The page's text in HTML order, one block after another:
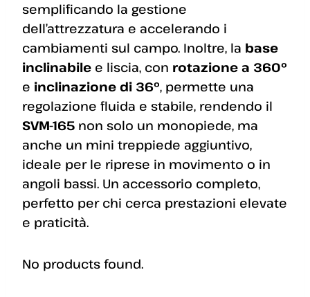
semplificando la gestione
dell’attrezzatura e accelerando i
cambiamenti sul campo. Inoltre, la base
inclinabile e liscia, con rotazione a 360°
e inclinazione di 36°, permette una
regolazione fluida e stabile, rendendo il
SVM-165 non solo un monopiede, ma
anche un mini treppiede aggiuntivo,
ideale per le riprese in movimento o in
angoli bassi. Un accessorio completo,
perfetto per chi cerca prestazioni elevate
e praticità.
No products found.